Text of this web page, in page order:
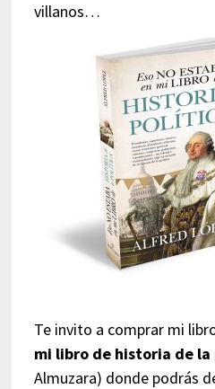
villanos…
Te invito a comprar mi
mi libro de historia de
Almuzara) donde podrás